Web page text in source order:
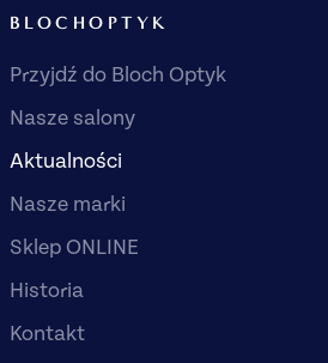
BLOCHOPTYK
Przyjdź do Bloch Optyk
Nasze salony
Aktualności
Nasze marki
Sklep ONLINE
Historia
Kontakt